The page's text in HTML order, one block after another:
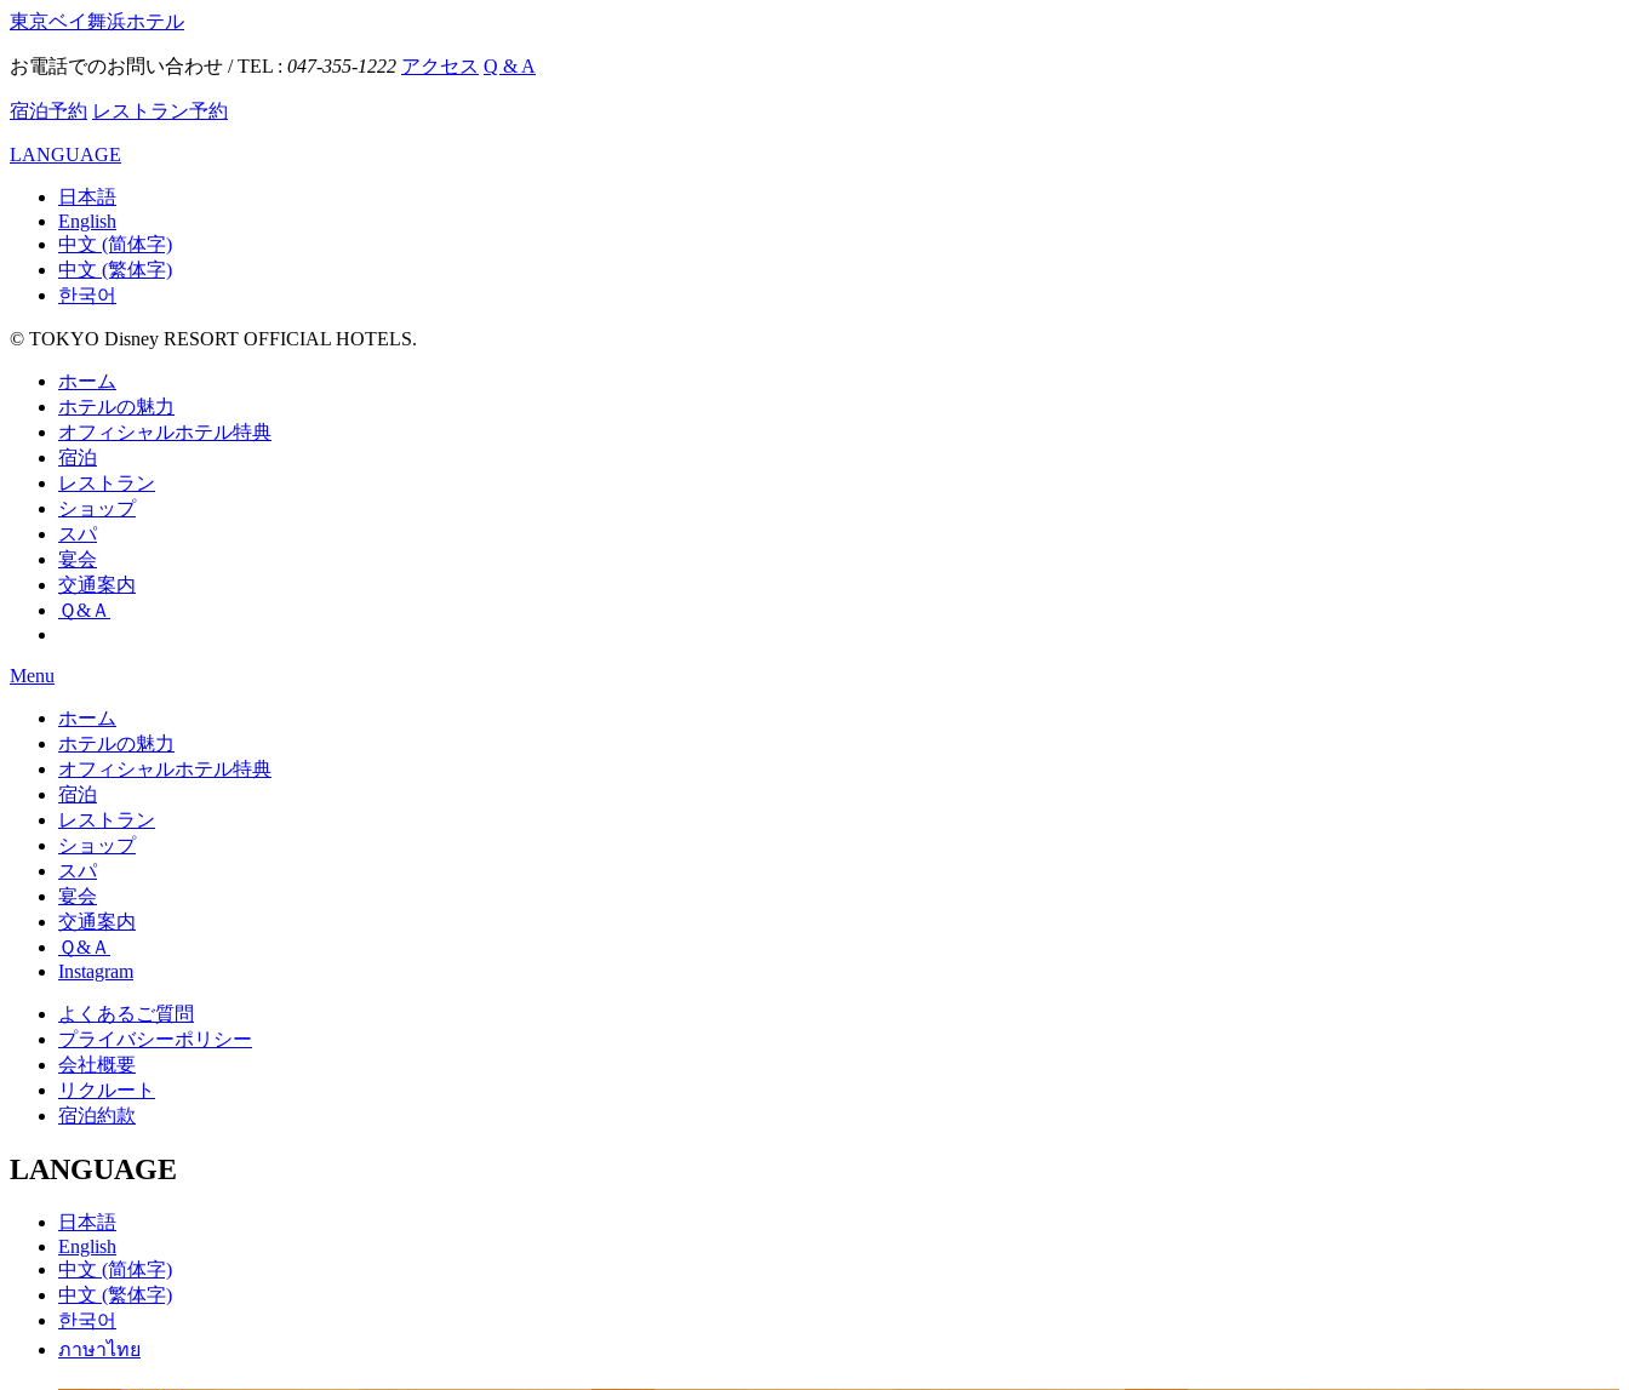
東京ベイ舞浜ホテル
お電話でのお問い合わせ / TEL : 047-355-1222 アクセス Q & A
宿泊予約 レストラン予約
LANGUAGE
日本語
English
中文 (简体字)
中文 (繁体字)
한국어
© TOKYO Disney RESORT OFFICIAL HOTELS.
ホーム
ホテルの魅力
オフィシャルホテル特典
宿泊
レストラン
ショップ
スパ
宴会
交通案内
Ｑ&Ａ
Menu
ホーム
ホテルの魅力
オフィシャルホテル特典
宿泊
レストラン
ショップ
スパ
宴会
交通案内
Ｑ&Ａ
Instagram
よくあるご質問
プライバシーポリシー
会社概要
リクルート
宿泊約款
LANGUAGE
日本語
English
中文 (简体字)
中文 (繁体字)
한국어
ภาษาไทย